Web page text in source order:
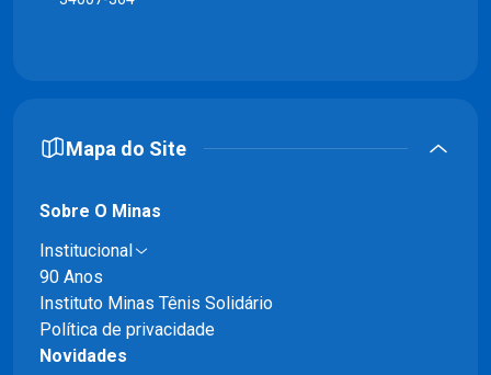
Mapa do Site
Sobre O Minas
Institucional
90 Anos
Instituto Minas Tênis Solidário
Política de privacidade
Novidades